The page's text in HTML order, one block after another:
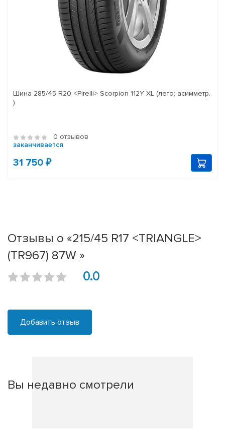
Шина 285/45 R20 <Pirelli> Scorpion 112Y XL (лето; асимметр.
)
0 отзывов
заканчивается
31 750 ₽
Отзывы о «215/45 R17 <TRIANGLE>
(TR967) 87W »
0.0
Добавить отзыв
Вы недавно смотрели